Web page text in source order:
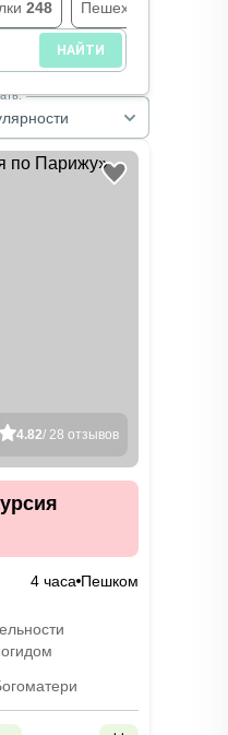
248 Пешеходные
НАЙТИ
4.82/ 28 отзывов
4 часа Пешком